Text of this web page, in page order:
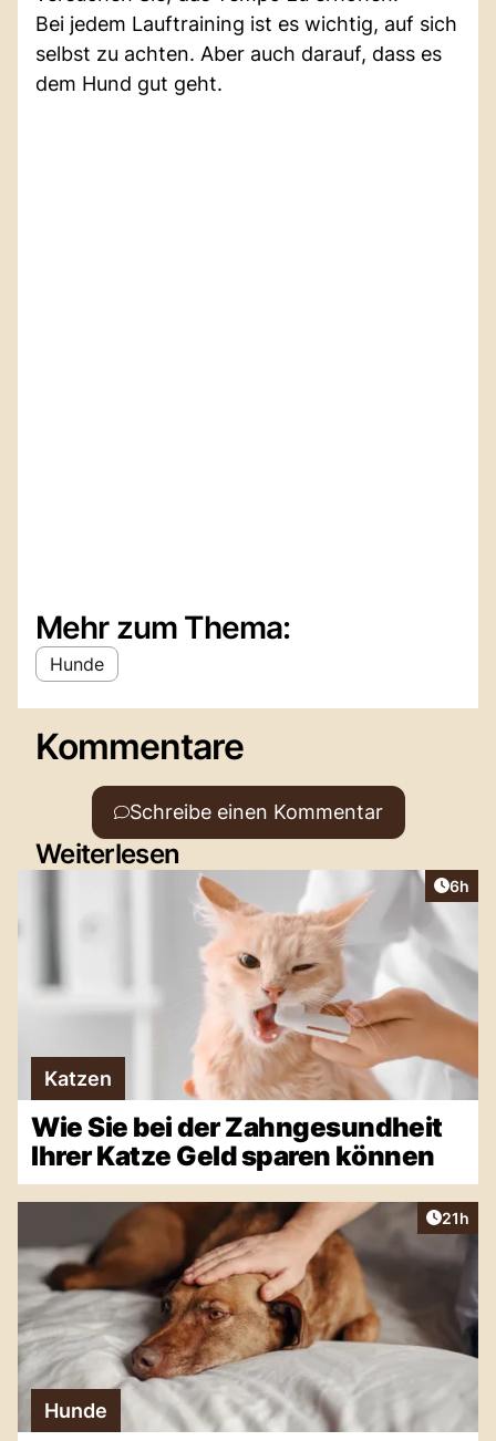
Bei jedem Lauftraining ist es wichtig, auf sich
selbst zu achten. Aber auch darauf, dass es
dem Hund gut geht.
Mehr zum Thema:
Hunde
Kommentare
Schreibe einen Kommentar
Weiterlesen
6h
Katzen
Wie Sie bei der Zahngesundheit
Ihrer Katze Geld sparen können
Artikel
21h
Hunde